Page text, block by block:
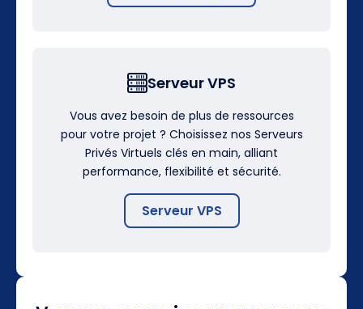
Serveur VPS
Vous avez besoin de plus de ressources
pour votre projet ? Choisissez nos Serveurs
Privés Virtuels clés en main, alliant
performance, flexibilité et sécurité.
Serveur VPS